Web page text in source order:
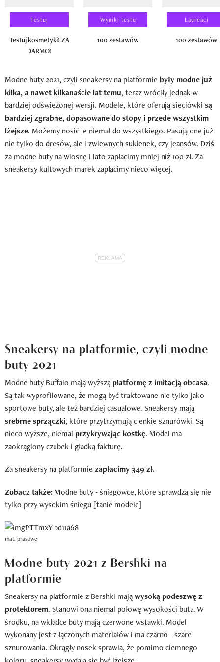
Testuj
Testuj kosmetyki! ZA
DARMO!
Wyniki testu
100 zestawów
Laureaci
100 zestawów
Modne buty 2021, czyli sneakersy na platformie były modne już
kilka, a nawet kilkanaście lat temu, teraz wróciły jednak w
bardziej odświeżonej wersji. Modele, które oferują sieciówki są
bardziej zgrabne, dopasowane do stopy i przede wszystkim
lżejsze. Możemy nosić je niemal do wszystkiego. Pasują one już
nie tylko do dresów, ale i zwiewnych sukienek, czy jeansów. Dziś
za modne buty na wiosnę i lato zapłacimy mniej niż 100 zł. Za
sneakersy kultowych marek zapłacimy nieco więcej.
Sneakersy na platformie, czyli modne
buty 2021
Modne buty Buffalo mają wyższą platformę z imitacją obcasa.
Są tak wyprofilowane, że mogą być traktowane nie tylko jako
sportowe buty, ale też bardziej casualowe. Sneakersy mają
srebrne sprzączki, które przytrzymują cienkie sznurówki. Są
nieco wyższe, niemal przykrywając kostkę. Model ma
zaokrąglony czubek i gładką fakturę.
Za sneakersy na platformie zapłacimy 349 zł.
Zobacz także: Modne buty - śniegowce, które sprawdzą się nie
tylko przy wysokim śniegu [tanie modele]
mat. prasowe
Modne buty 2021 z Bershki na
platformie
Sneakersy na platformie z Bershki mająwysoką podeszwę z
protektorem. Stanowi ona niemal połowę wysokości buta. W
środku, na wkładce buty mają czerwone wstawki. Model
wykonany jest z łączonych materiałów i ma czarno - szare
sznurowania. Okrągły nosek sprawia, że pomimo ciemnego